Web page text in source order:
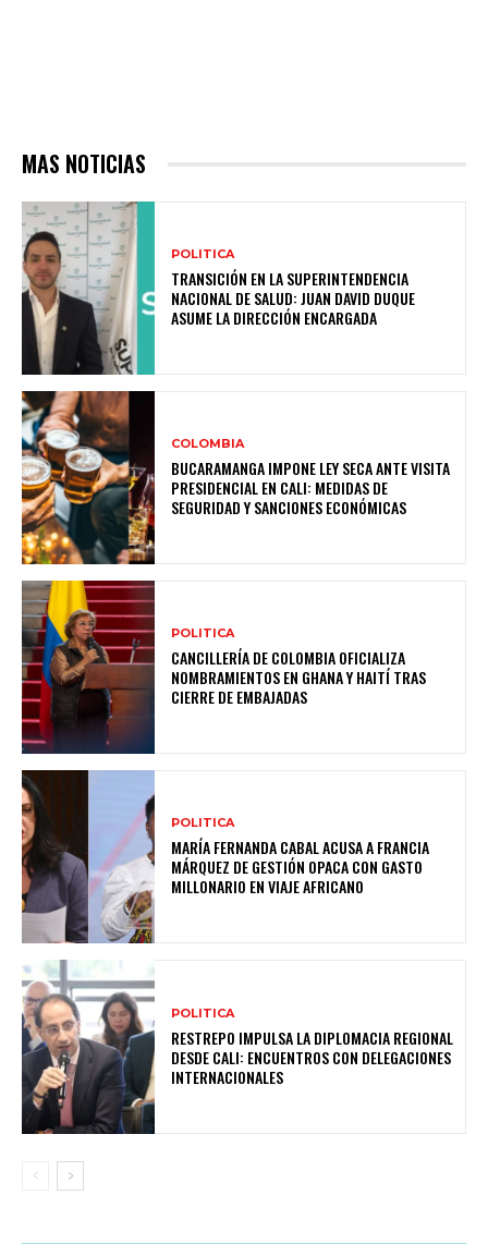
MAS NOTICIAS
POLITICA
TRANSICIÓN EN LA SUPERINTENDENCIA
NACIONAL DE SALUD: JUAN DAVID DUQUE
ASUME LA DIRECCIÓN ENCARGADA
COLOMBIA
BUCARAMANGA IMPONE LEY SECA ANTE VISITA
PRESIDENCIAL EN CALI: MEDIDAS DE
SEGURIDAD Y SANCIONES ECONÓMICAS
POLITICA
CANCILLERÍA DE COLOMBIA OFICIALIZA
NOMBRAMIENTOS EN GHANA Y HAITÍ TRAS
CIERRE DE EMBAJADAS
POLITICA
MARÍA FERNANDA CABAL ACUSA A FRANCIA
MÁRQUEZ DE GESTIÓN OPACA CON GASTO
MILLONARIO EN VIAJE AFRICANO
POLITICA
RESTREPO IMPULSA LA DIPLOMACIA REGIONAL
DESDE CALI: ENCUENTROS CON DELEGACIONES
INTERNACIONALES